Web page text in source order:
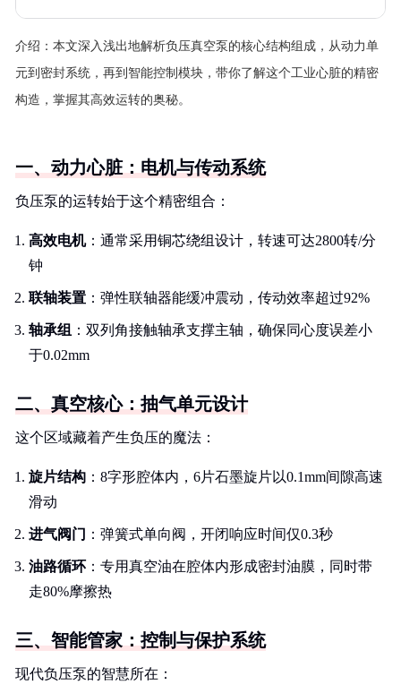
介绍： 本文深入浅出地解析负压真空泵的核心结构组成，从动力单
元到密封系统，再到智能控制模块，带你了解这个工业心脏的精密
构造，掌握其高效运转的奥秘。
一、动力心脏：电机与传动系统
负压泵的运转始于这个精密组合：
高效电机：通常采用铜芯绕组设计，转速可达2800转/分
钟
联轴装置 ：弹性联轴器能缓冲震动，传动效率超过92%
轴承组 ：双列角接触轴承支撑主轴，确保同心度误差小
于0.02mm
二、真空核心：抽气单元设计
这个区域藏着产生负压的魔法：
旋片结构 ：8字形腔体内，6片石墨旋片以0.1mm间隙高速
滑动
进气阀门 ：弹簧式单向阀，开闭响应时间仅0.3秒
油路循环 ：专用真空油在腔体内形成密封油膜，同时带
走80%摩擦热
三、智能管家：控制与保护系统
现代负压泵的智慧所在：